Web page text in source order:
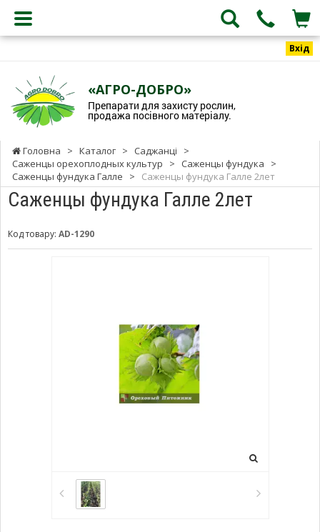
Вхід
«АГРО-ДОБРО»
Препарати для захисту рослин,
продажа посівного матеріалу.
Головна > Каталог > Саджанці
>
Саженцы орехоплодных культур
> Саженцы фундука
>
Саженцы фундука Галле
> Саженцы фундука Галле 2лет
Саженцы фундука Галле 2лет
Код товару: AD-1290